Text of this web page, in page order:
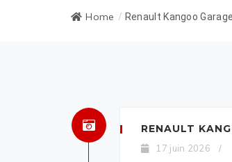
Home / Renault Kangoo
RENAULT
17 juin 2026 /